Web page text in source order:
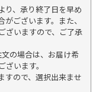
り、承り終了日を早め
ございます。また、
ざいますので、ご了承
の場合は、お届け希
います。
すので、選択出来ませ